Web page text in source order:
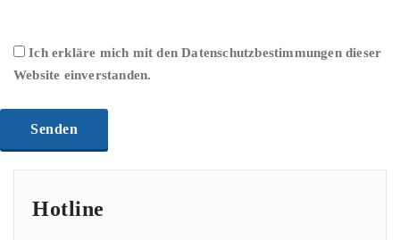
Ich erkläre mich mit den Datenschutzbestimmungen dieser
Website einverstanden.
Hotline